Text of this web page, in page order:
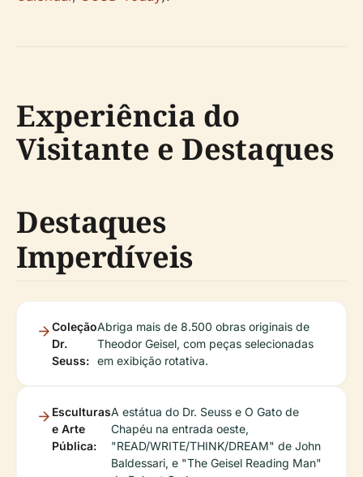
Experiência do
Visitante e Destaques
Destaques
Imperdíveis
Coleção
Dr.
Seuss:
Abriga mais de 8.500 obras originais de
Theodor Geisel, com peças selecionadas
em exibição rotativa.
Esculturas
e Arte
Pública:
A estátua do Dr. Seuss e O Gato de
Chapéu na entrada oeste,
"READ/WRITE/THINK/DREAM" de John
Baldessari, e "The Geisel Reading Man"